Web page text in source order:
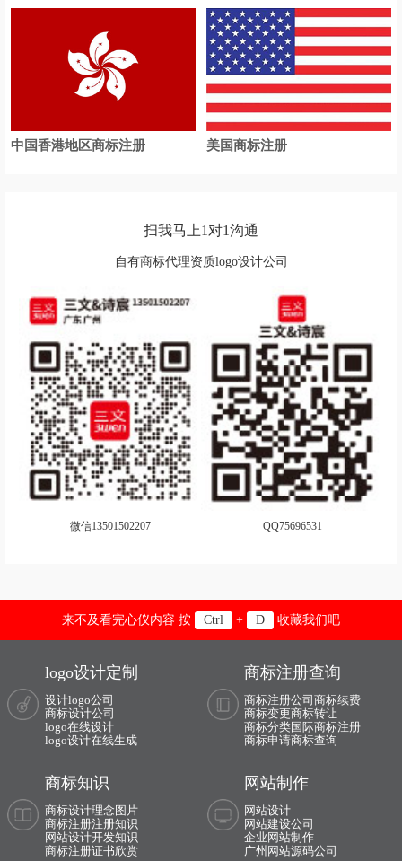
中国香港地区商标注册 美国商标注册
扫我马上1对1沟通
自有商标代理资质logo设计公司
微信13501502207 QQ75696531
来不及看完心仪内容 按 Ctrl + D 收藏我们吧
logo设计定制
设计logo公司
商标设计公司
logo在线设计
logo设计在线生成
商标注册查询
商标注册公司商标续费
商标变更商标转让
商标分类国际商标注册
商标申请商标查询
商标知识
商标设计理念图片
商标注册注册知识
网站设计开发知识
商标注册证书欣赏
网站制作
网站设计
网站建设公司
企业网站制作
广州网站源码公司